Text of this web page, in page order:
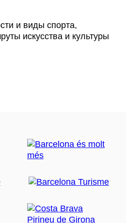
и виды спорта,
искусства и культуры